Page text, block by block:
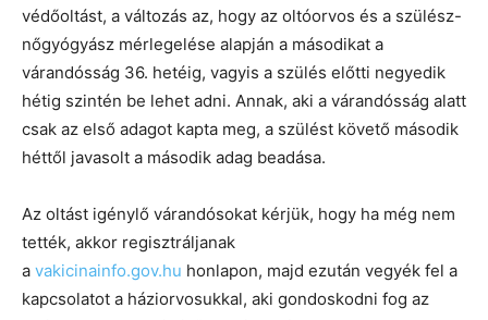
védőoltást, a változás az, hogy az oltóorvos és a szülész-
nőgyógyász mérlegelése alapján a másodikat a
várandósság 36. hetéig, vagyis a szülés előtti negyedik
hétig szintén be lehet adni. Annak, aki a várandósság alatt
csak az első adagot kapta meg, a szülést követő második
héttől javasolt a második adag beadása.
Az oltást igénylő várandósokat kérjük, hogy ha még nem
tették, akkor regisztráljanak
a vakicinainfo.gov.hu honlapon, majd ezután vegyék fel a
kapcsolatot a háziorvosukkal, aki gondoskodni fog az